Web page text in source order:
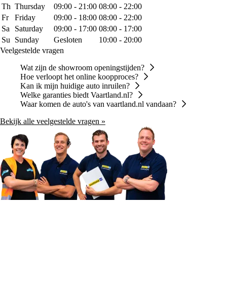
Th Thursday 09:00 - 21:00 08:00 - 22:00
Fr
Friday 09:00 - 18:00 08:00 - 22:00
Sa
Saturday 09:00 - 17:00 08:00 - 17:00
Su
Sunday Gesloten
10:00 - 20:00
Veelgestelde vragen
Wat zijn de showroom openingstijden?
Hoe verloopt het online koopproces?
Kan ik mijn huidige auto inruilen?
Welke garanties biedt Vaartland.nl?
Waar komen de auto's van vaartland.nl vandaan?
Bekijk alle veelgestelde vragen »